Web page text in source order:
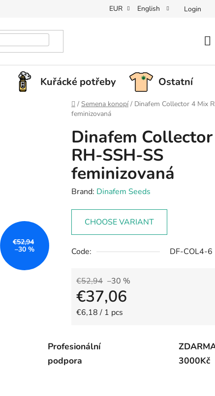
EUR English Login
Kuřácké potřeby Ostatní
Home
/ Semena konopí / Dinafem Collector 4 Mix
feminizovaná
Dinafem
RH-SSH-SS
feminizovaná
Brand: Dinafem Seeds
CHOOSE VARIANT
Code: DF-COL4-6
€52,94 –30 %
€37,06
Measure price:
€6,18 / 1 pcs
€52,94
–30 %
Profesionální
podpora
3000Kč